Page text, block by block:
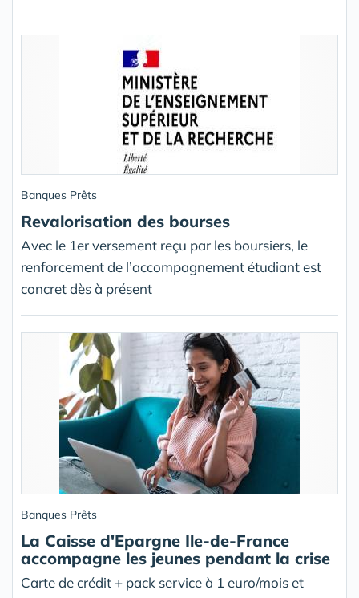
Banques Prêts
Revalorisation des bourses
Avec le 1er versement reçu par les boursiers, le
renforcement de l’accompagnement étudiant est
concret dès à présent
Banques Prêts
La Caisse d'Epargne Ile-de-France
accompagne les jeunes pendant la crise
Carte de crédit + pack service à 1 euro/mois et